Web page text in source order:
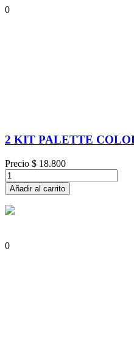
0
2 KIT PALETTE
Precio $ 18.800
Añadir al carrito
0